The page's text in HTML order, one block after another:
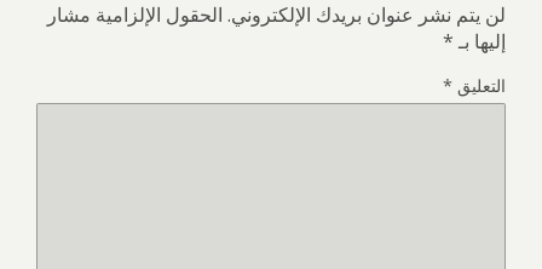
لن يتم نشر عنوان بريدك الإلكتروني. الحقول الإلزامية مشار
إليها بـ*
التعليق *